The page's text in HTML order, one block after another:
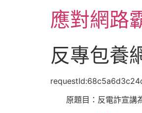
應對網路
反專包養
原題目：反電詐宣講